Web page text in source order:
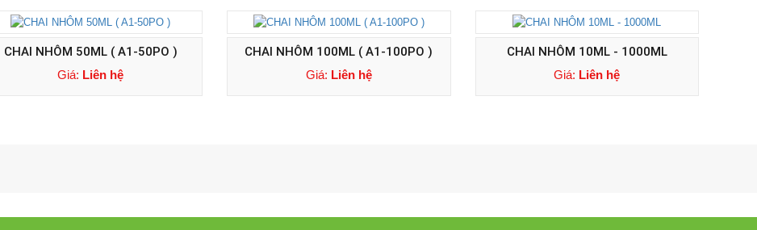
CHAI NHÔM 50ML ( A1-50PO )
Giá: Liên hệ
CHAI NHÔM 100ML ( A1-100PO )
Giá: Liên hệ
CHAI NHÔM 10ML - 1000ML
Giá: Liên hệ